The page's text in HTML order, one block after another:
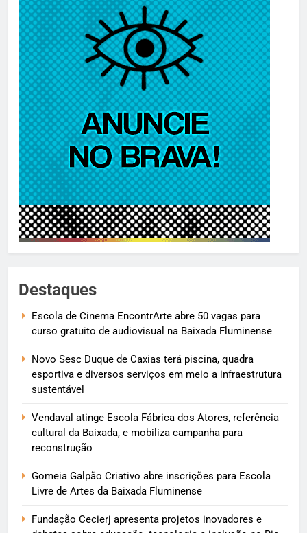
Destaques
Escola de Cinema EncontrArte abre 50 vagas para
curso gratuito de audiovisual na Baixada Fluminense
Novo Sesc Duque de Caxias terá piscina, quadra
esportiva e diversos serviços em meio a infraestrutura
sustentável
Vendaval atinge Escola Fábrica dos Atores, referência
cultural da Baixada, e mobiliza campanha para
reconstrução
Gomeia Galpão Criativo abre inscrições para Escola
Livre de Artes da Baixada Fluminense
Fundação Cecierj apresenta projetos inovadores e